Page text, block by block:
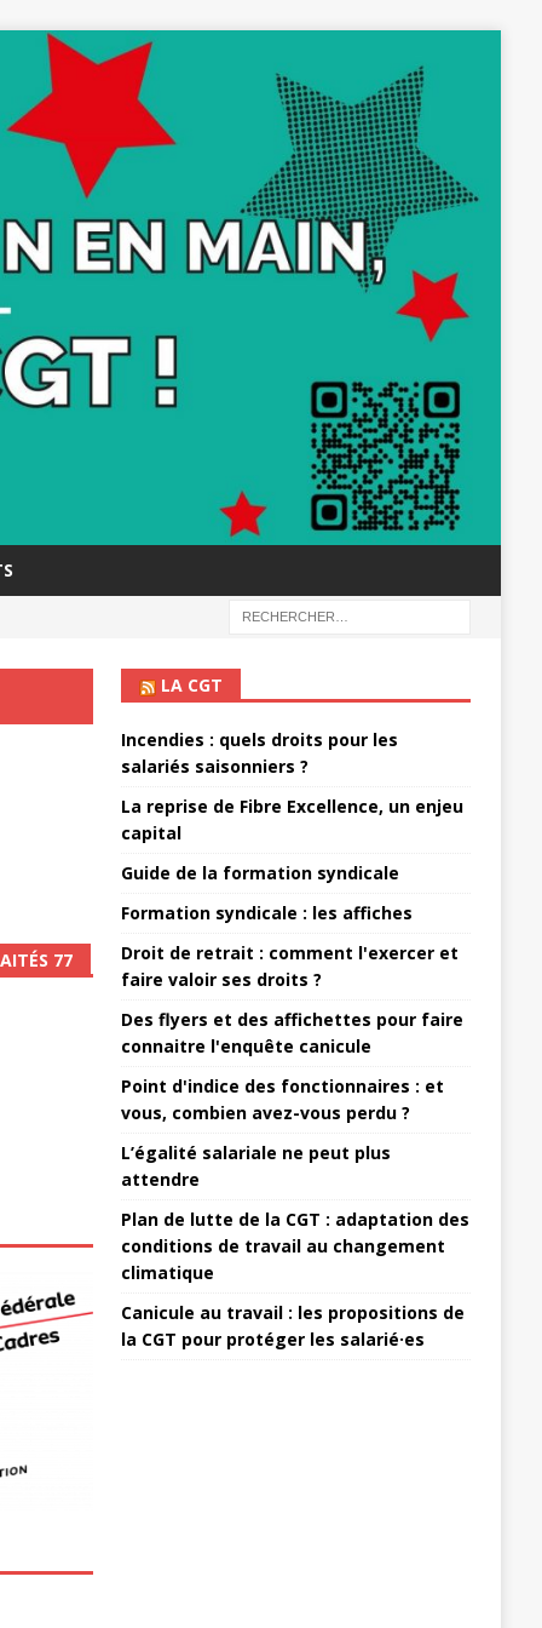
77
LA CGT
Incendies : quels droits pour les
salariés saisonniers ?
La reprise de Fibre Excellence, un enjeu
capital
Guide de la formation syndicale
Formation syndicale : les affiches
Droit de retrait : comment l'exercer et
faire valoir ses droits ?
Des flyers et des affichettes pour faire
connaitre l'enquête canicule
Point d'indice des fonctionnaires : et
vous, combien avez-vous perdu ?
L’égalité salariale ne peut plus
attendre
Plan de lutte de la CGT : adaptation des
conditions de travail au changement
climatique
Canicule au travail : les propositions de
la CGT pour protéger les salarié·es